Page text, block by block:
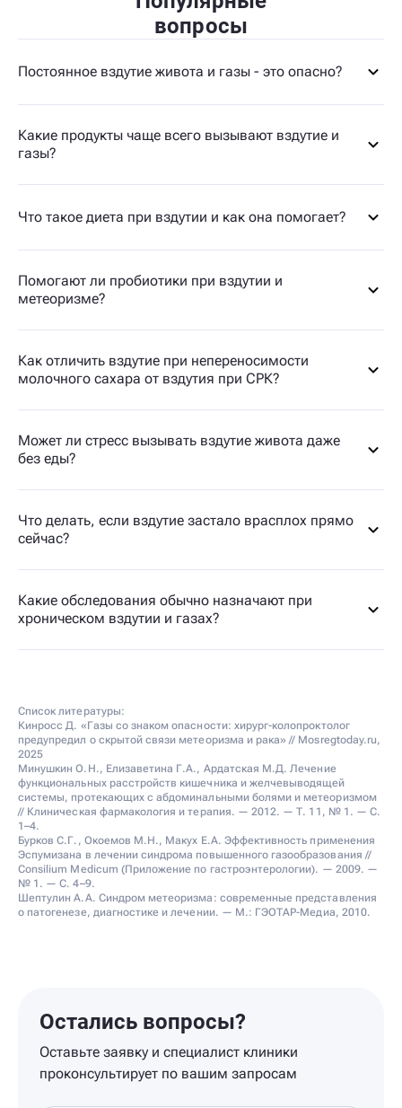
вопросы
Постоянное вздутие живота и газы - это опасно?
Какие продукты чаще всего вызывают вздутие и
газы?
Что такое диета при вздутии и как она помогает?
Помогают ли пробиотики при вздутии и
метеоризме?
Как отличить вздутие при непереносимости
молочного сахара от вздутия при СРК?
Может ли стресс вызывать вздутие живота даже
без еды?
Что делать, если вздутие застало врасплох прямо
сейчас?
Какие обследования обычно назначают при
хроническом вздутии и газах?
Список литературы:
Кинросс Д. «Газы со знаком опасности: хирург-колопроктолог
предупредил о скрытой связи метеоризма и рака» // Mosregtoday.ru,
2025
Минушкин О.Н., Елизаветина Г.А., Ардатская М.Д. Лечение
функциональных расстройств кишечника и желчевыводящей
системы, протекающих с абдоминальными болями и метеоризмом
// Клиническая фармакология и терапия. — 2012. — Т. 11, № 1. — С.
1–4.
Бурков С.Г., Окоемов М.Н., Макух Е.А. Эффективность применения
Эспумизана в лечении синдрома повышенного газообразования //
Сonsilium Medicum (Приложение по гастроэнтерологии). — 2009. —
№ 1. — С. 4–9.
Шептулин А.А. Синдром метеоризма: современные представления
о патогенезе, диагностике и лечении. — М.: ГЭОТАР-Медиа, 2010.
Остались вопросы?
Оставьте заявку и специалист клиники
проконсультирует по вашим запросам